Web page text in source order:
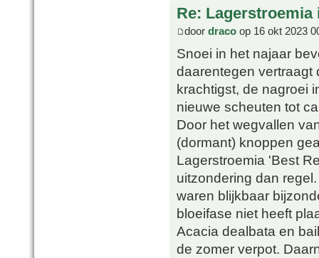
Re:
door draco op 16 okt 2023
Snoei in het najaar
daarentegen vertraagt
krachtigst, de nagroei
nieuwe scheuten tot
Door het wegvallen
(dormant) knoppen
Lagerstroemia 'Best
uitzondering dan
waren blijkbaar
bloeifase niet heeft
Acacia dealbata en
de zomer verpot.